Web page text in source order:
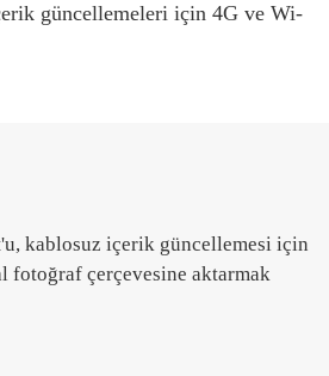
güncellemeleri için 4G ve Wi-